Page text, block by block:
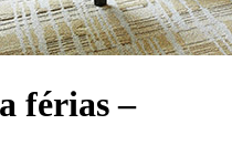
férias –